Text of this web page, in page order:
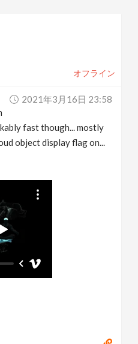
オフライン
2021年3月16日 23:58
fast though... mostly
object display flag on...